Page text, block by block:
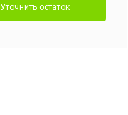
Уточнить остаток